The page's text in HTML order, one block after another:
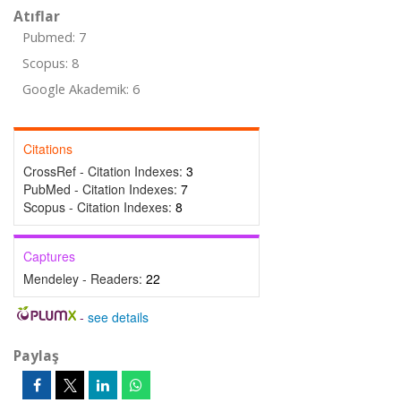
Atıflar
Pubmed: 7
Scopus: 8
Google Akademik: 6
Citations
CrossRef - Citation Indexes: 3
PubMed - Citation Indexes: 7
Scopus - Citation Indexes: 8
Captures
Mendeley - Readers: 22
- see details
Paylaş